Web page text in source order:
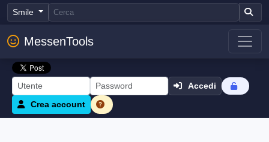
Smile
MessenTools
Accedi
Crea account